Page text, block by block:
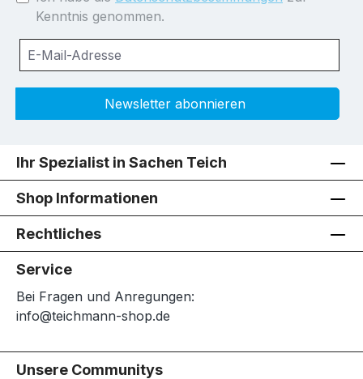
Kenntnis genommen.
Newsletter abonnieren
Ihr Spezialist in Sachen Teich
Shop Informationen
Rechtliches
Service
Bei Fragen und Anregungen:
info@teichmann-shop.de
Unsere Communitys